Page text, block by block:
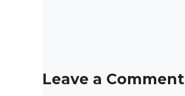
Leave a Comment